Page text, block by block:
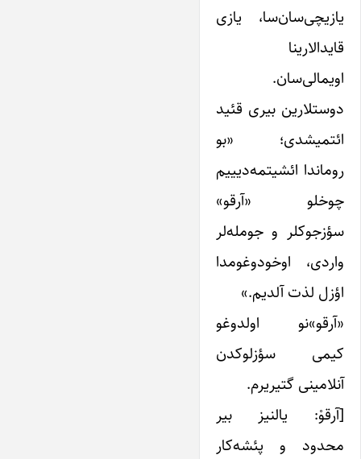
یازیچی‌سان‌سا، یازی
قایدالارینا
اویمالی‌سان.
دوستلارین بیری قئید
ائتمیشدی؛ «بو
روماندا ائشیتمه‌دیییم
چوخلو «آرقو»
سؤزجوکلر و جومله‌لر
واردی، اوخودوغومدا
اؤزل لذت آلدیم.»
«آرقو»نو اولدوغو
کیمی سؤزلوکدن
آنلامینی گتیریرم.
[آرقوْ: یالنیز بیر
محدود و پئشه‌کار